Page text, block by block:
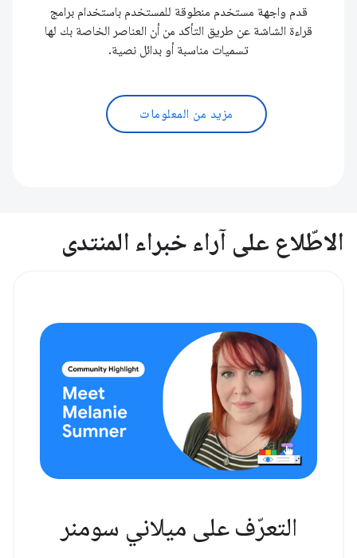
قدم واجهة مستخدم منطوقة للمستخدم باستخدام برامج
قراءة الشاشة عن طريق التأكد من أن العناصر الخاصة بك لها
تسميات مناسبة أو بدائل نصية.
مزيد من المعلومات
الاطّلاع على آراء خبراء المنتدى
التعرّف على ميلاني سومنر